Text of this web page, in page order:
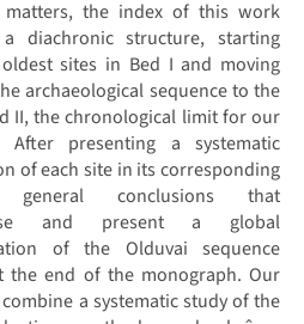
the index of this work
a diachronic structure, starting
sites in Bed I and moving
archaeological sequence to the
II, the chronological limit for our
After presenting a systematic
of each site in its corresponding
general conclusions that
and present a global
of the Olduvai sequence
the end of the monograph. Our
a systematic study of the